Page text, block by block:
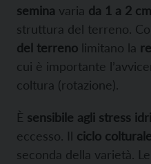
semina varia da 1 a 2 cm
struttura del terreno.
del terreno limitano la
cui è importante
coltura (rotazione).
È sensibile agli stress
eccesso. Il ciclo colturale
seconda della varietà. Le